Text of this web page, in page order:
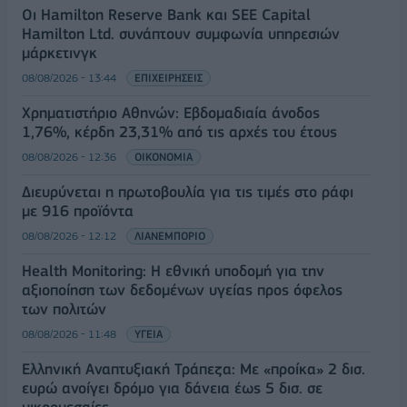
Οι Hamilton Reserve Bank και SEE Capital
Hamilton Ltd. συνάπτουν συμφωνία υπηρεσιών
μάρκετινγκ
08/08/2026 - 13:44 ΕΠΙΧΕΙΡΗΣΕΙΣ
Χρηματιστήριο Αθηνών: Εβδομαδιαία άνοδος
1,76%, κέρδη 23,31% από τις αρχές του έτους
08/08/2026 - 12:36 ΟΙΚΟΝΟΜΙΑ
Διευρύνεται η πρωτοβουλία για τις τιμές στο ράφι
με 916 προϊόντα
08/08/2026 - 12:12 ΛΙΑΝΕΜΠΟΡΙΟ
Health Monitoring: Η εθνική υποδομή για την
αξιοποίηση των δεδομένων υγείας προς όφελος
των πολιτών
08/08/2026 - 11:48 ΥΓΕΙΑ
Ελληνική Αναπτυξιακή Τράπεζα: Με «προίκα» 2 δισ.
ευρώ ανοίγει δρόμο για δάνεια έως 5 δισ. σε